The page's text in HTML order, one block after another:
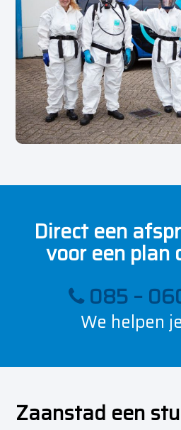
Direct een
voor een plan
085 –
We helpen
Zaanstad een